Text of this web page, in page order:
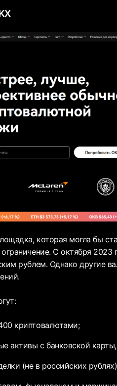
которая могла бы
С октября 2023
рублем. Однако другие
криптовалютами;
активы с банковской
(не в российских